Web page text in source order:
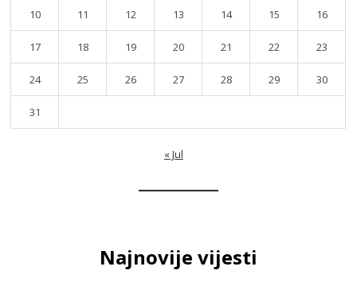
10 11 12 13 14 15 16
17 18 19 20 21 22 23
24 25 26 27 28 29 30
31
« Jul
Najnovije vijesti